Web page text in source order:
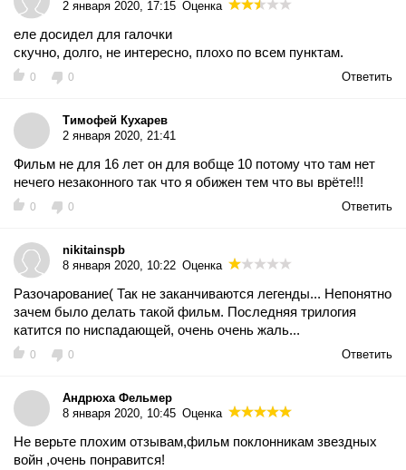
2 января 2020, 17:15 Оценка
еле досидел для галочки
скучно, долго, не интересно, плохо по всем пунктам.
0 0 Ответить
Тимофей Кухарев
2 января 2020, 21:41
Фильм не для 16 лет он для вобще 10 потому что там нет
нечего незаконного так что я обижен тем что вы врёте!!!
0 0 Ответить
nikitainspb
8 января 2020, 10:22 Оценка
Разочарование( Так не заканчиваются легенды... Непонятно
зачем было делать такой фильм. Последняя трилогия
катится по ниспадающей, очень очень жаль...
0 0 Ответить
Андрюха Фельмер
8 января 2020, 10:45 Оценка
Не верьте плохим отзывам,фильм поклонникам звездных
войн ,очень понравится!